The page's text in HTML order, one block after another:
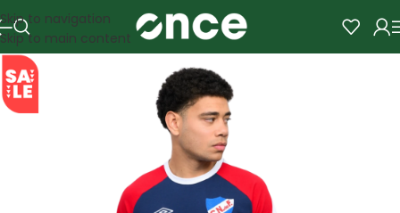
Skip to navigation
Skip to main content
SALE